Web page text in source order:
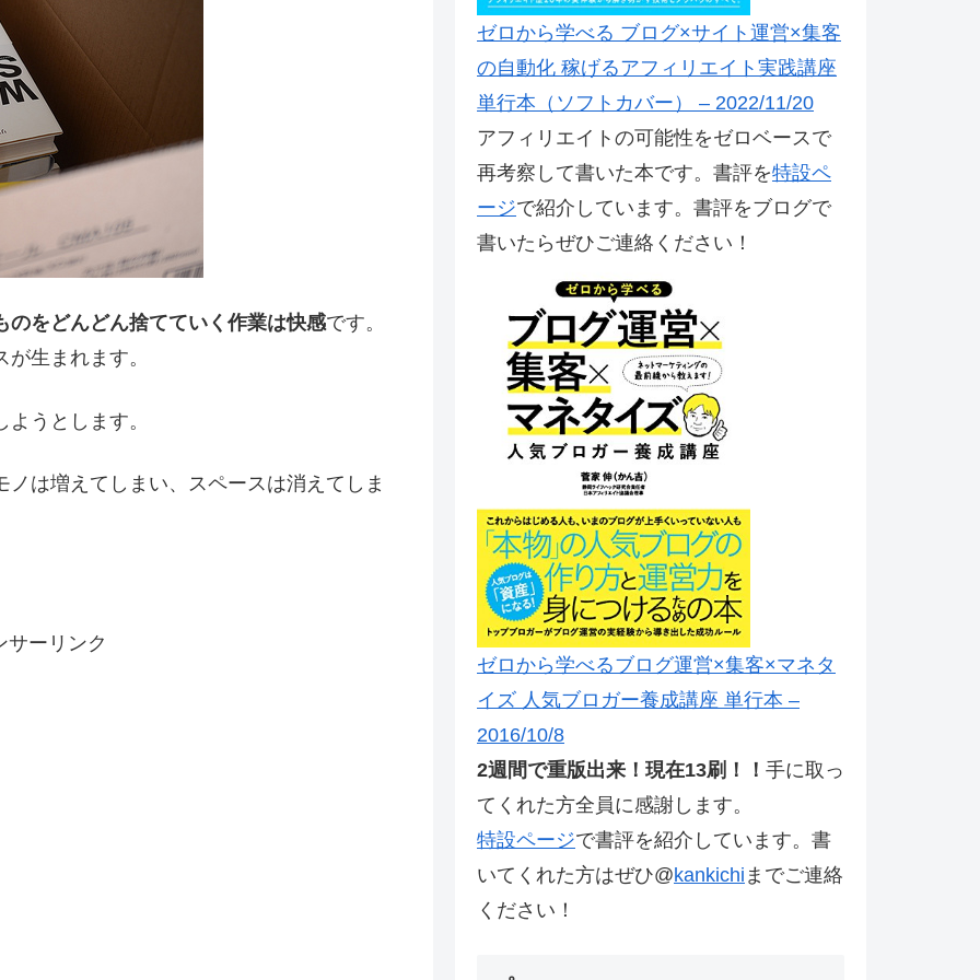
のをどんどん捨てていく作業は快感です。
生まれます。
ようとします。
は増えてしまい、スペースは消えてしま
サーリンク
ゼロから学べる ブログ×サイト運営×集客
の自動化 稼げるアフィリエイト実践講座
単行本（ソフトカバー） – 2022/11/20
アフィリエイトの可能性をゼロベースで
再考察して書いた本です。書評を特設ペ
ージで紹介しています。書評をブログで
書いたらぜひご連絡ください！
ゼロから学べるブログ運営×集客×マネタ
イズ 人気ブロガー養成講座 単行本 –
2016/10/8
2週間で重版出来！現在13刷！！ 手に取っ
てくれた方全員に感謝します。
特設ページで書評を紹介しています。書
いてくれた方はぜひ@kankichi までご連絡
ください！